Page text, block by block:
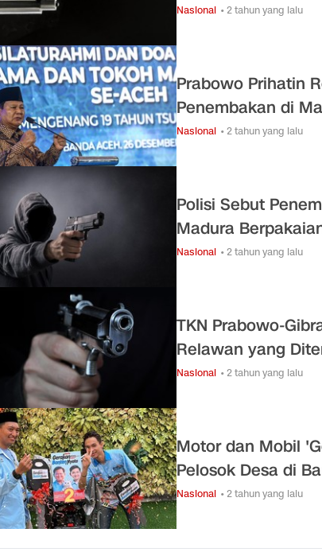
Nasional • 2 tahun yang lalu
Prabowo Prihatin
Penembakan di
Nasional • 2 tahun yang lalu
Polisi Sebut
Madura
Nasional • 2 tahun yang lalu
TKN Prabowo-
Relawan yang
Nasional • 2 tahun yang lalu
Motor dan Mobil
Pelosok Desa di
Nasional • 2 tahun yang lalu